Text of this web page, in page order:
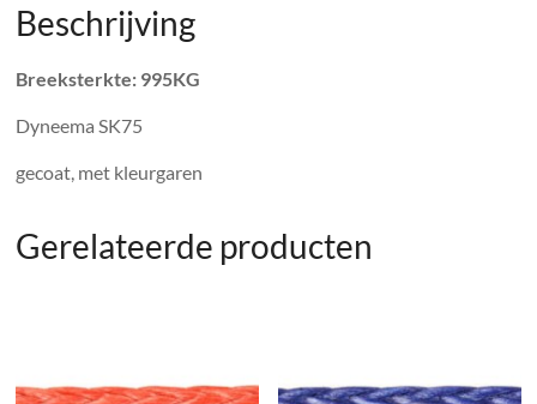
Beschrijving
Breeksterkte: 995KG
Dyneema SK75
gecoat, met kleurgaren
Gerelateerde producten